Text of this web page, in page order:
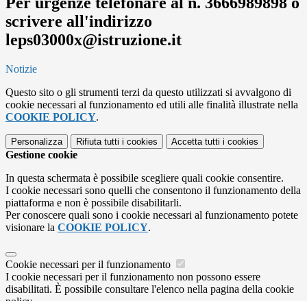
scrivere all'indirizzo
leps03000x@istruzione.it
Notizie
Questo sito o gli strumenti terzi da questo utilizzati si avvalgono di
cookie necessari al funzionamento ed utili alle finalità illustrate nella
COOKIE POLICY.
Personalizza Rifiuta tutti i cookies Accetta tutti i cookies
Gestione cookie
In questa schermata è possibile scegliere quali cookie consentire.
I cookie necessari sono quelli che consentono il funzionamento della
piattaforma e non è possibile disabilitarli.
Per conoscere quali sono i cookie necessari al funzionamento potete
visionare la COOKIE POLICY.
Cookie necessari per il funzionamento
I cookie necessari per il funzionamento non possono essere
disabilitati. È possibile consultare l'elenco nella pagina della cookie